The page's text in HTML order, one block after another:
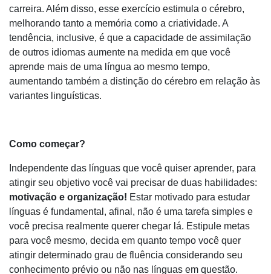
carreira. Além disso, esse exercício estimula o cérebro,
melhorando tanto a memória como a criatividade. A
tendência, inclusive, é que a capacidade de assimilação
de outros idiomas aumente na medida em que você
aprende mais de uma língua ao mesmo tempo,
aumentando também a distinção do cérebro em relação às
variantes linguísticas.
Como começar?
Independente das línguas que você quiser aprender, para
atingir seu objetivo você vai precisar de duas habilidades:
motivação e organização! Estar motivado para estudar
línguas é fundamental, afinal, não é uma tarefa simples e
você precisa realmente querer chegar lá. Estipule metas
para você mesmo, decida em quanto tempo você quer
atingir determinado grau de fluência considerando seu
conhecimento prévio ou não nas línguas em questão.